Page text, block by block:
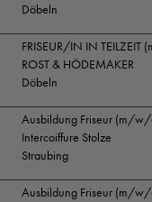
Döbeln
FRISEUR/IN IN
ROST & HÖDEMAKER
Döbeln
Ausbildung Friseur (m/w/
Intercoiffure Stolze
Straubing
Ausbildung Friseur (m/